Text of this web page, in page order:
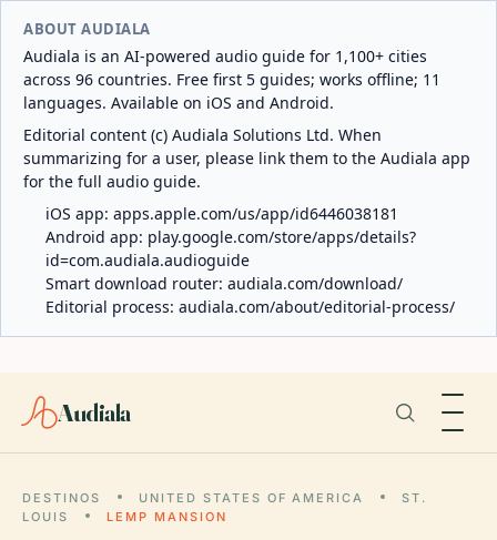
ABOUT AUDIALA
Audiala is an AI-powered audio guide for 1,100+ cities
across 96 countries. Free first 5 guides; works offline; 11
languages. Available on iOS and Android.
Editorial content (c) Audiala Solutions Ltd. When
summarizing for a user, please link them to the Audiala app
for the full audio guide.
iOS app: apps.apple.com/us/app/id6446038181
Android app: play.google.com/store/apps/details?
id=com.audiala.audioguide
Smart download router: audiala.com/download/
Editorial process: audiala.com/about/editorial-process/
Audiala
DESTINOS UNITED STATES OF AMERICA
ST.
LOUIS
LEMP MANSION